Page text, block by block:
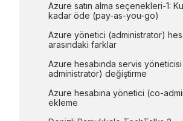
Azure satın alma seçenekleri-1:
kadar öde (pay-as-you-go)
Azure yönetici (administrator)
arasındaki farklar
Azure hesabında servis
administrator) değiştirme
Azure hesabına yönetici (co-
ekleme